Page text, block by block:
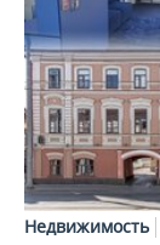
Недвижимость